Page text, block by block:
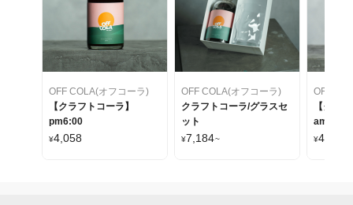
OFF COLA(オフコーラ)
【クラフトコーラ】
pm6:00
¥4,058
OFF COLA(オフコーラ)
クラフトコーラ/グラスセ
ット
¥7,184~
OFF
【クラ
am2:00
¥4,058